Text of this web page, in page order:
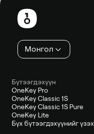
хэсэг
Монгол
Бүтээгдэхүүн
OneKey Pro
OneKey Classic 1S
OneKey Classic 1S Pure
OneKey Lite
Бүх бүтээгдэхүүнийг үзэх